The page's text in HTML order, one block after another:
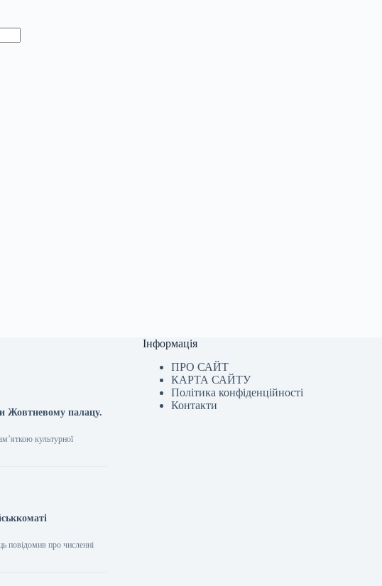
Жовтневому палацу.
культурної
повідомив про численні
Інформація
ПРО САЙТ
КАРТА САЙТУ
Політика конфіденційності
Контакти